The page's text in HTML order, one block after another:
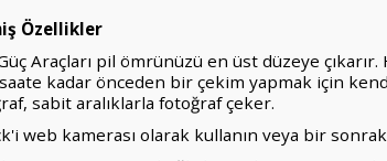
Özellikler
Araçları pil ömrünüzü en üst düzeye
kadar önceden bir çekim yapmak için
sabit aralıklarla fotoğraf çeker.
web kamerası olarak kullanın veya bir